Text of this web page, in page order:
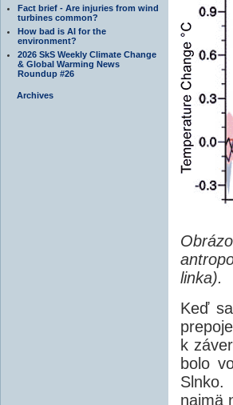
Fact brief - Are injuries from wind
turbines common?
How bad is AI for the
environment?
2026 SkS Weekly Climate Change
& Global Warming News
Roundup #26
Archives
linka).
Keď
k
bolo
najmä